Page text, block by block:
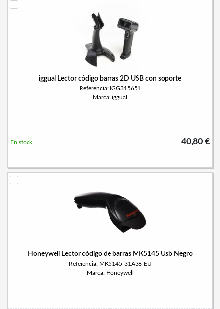
iggual Lector código barras 2D USB con soporte
Referencia: IGG315651
Marca: iggual
40,80 €
En stock
Honeywell Lector código de barras MK5145 Usb Negro
Referencia: MK5145-31A38-EU
Marca: Honeywell